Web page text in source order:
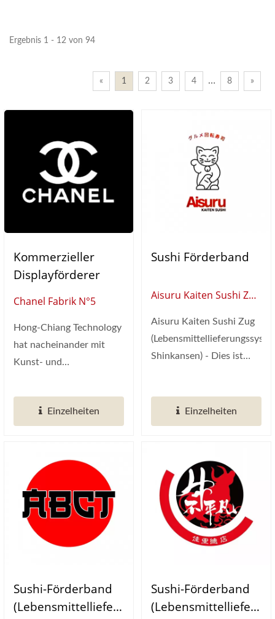
Ergebnis 1 - 12 von 94
« 1 2 3 4 … 8 »
Kommerzieller
Displayförderer
Chanel Fabrik N°5
Hong-Chiang Technology
hat nacheinander mit
Kunst- und
verschiedenen
Branchen...Einzelheiten
Sushi Förderband
Aisuru Kaiten Sushi Zug
Aisuru Kaiten Sushi Zug
Shinkansen) - Dies ist
Einzelheiten
Sushi-Förderband
(Lebensmittelliefer
Sushi-Förderband
(Lebensmittelliefer